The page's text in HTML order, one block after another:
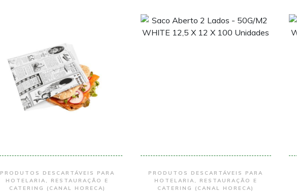
Encomendar
PRODUTOS DESCARTÁVEIS PARA
HOTELARIA, RESTAURAÇÃO E
CATERING (CANAL HORECA)
Encomendar
PRODUTOS DESCARTÁVEIS PARA
HOTELARIA, RESTAURAÇÃO E
CATERING (CANAL HORECA)